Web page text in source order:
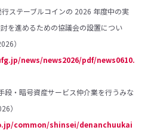
ステーブルコインの 2026 年度中の実
を進めるための協議会の設置につい
）
news/news2026/pdf/news0610.
・暗号資産サービス仲介業を行うみな
）
common/shinsei/denanchuukai